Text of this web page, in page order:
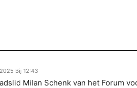
Bij 12:43
Milan Schenk van het Forum